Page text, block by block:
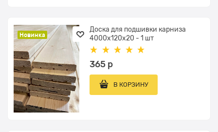
Новинка
Доска для подшивки карниза
4000x120х20 - 1 шт
365 р
В КОРЗИНУ